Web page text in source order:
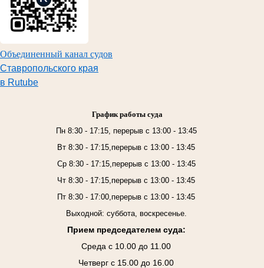
Объединенный канал судов
Ставропольского края
в Rutube
График работы суда
Пн 8:30 - 17:15, перерыв с 13:00 - 13:45
Вт 8:30 - 17:15,перерыв с 13:00 - 13:45
Ср 8:30 - 17:15,перерыв с 13:00 - 13:45
Чт 8:30 - 17:15,перерыв с 13:00 - 13:45
Пт 8:30 - 17:00,перерыв с 13:00 - 13:45
Выходной: суббота, воскресенье.
Прием председателем суда:
Среда с 10.00 до 11.00
Четверг с 15.00 до 16.00